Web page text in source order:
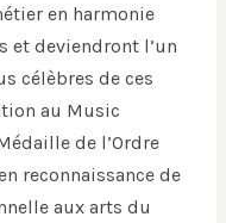
en harmonie
et deviendront l’un
célèbres de ces
au Music
de l’Ordre
reconnaissance de
aux arts du